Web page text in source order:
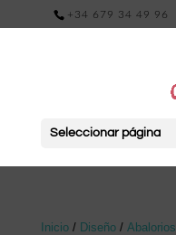
+34 679 34 49 96
Seleccionar página
Inicio/ Diseño/ Abalorios